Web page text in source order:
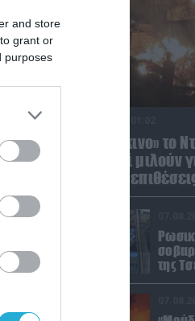
and store
grant or
purposes
Στο «κόκκινο» το
Ουκρανοί μιλούν
ρωσικές
επικράτεια
της